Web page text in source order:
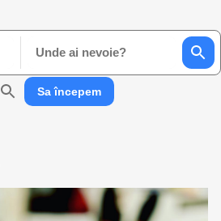
Unde ai nevoie?
Sa începem